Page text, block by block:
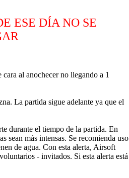
ESE DÍA NO SE
al anochecer no llegando a 1
La partida sigue adelante ya que el
durante el tiempo de la partida. En
sean más intensas. Se recomienda uso
de agua. Con esta alerta, Airsoft
- invitados. Si esta alerta está